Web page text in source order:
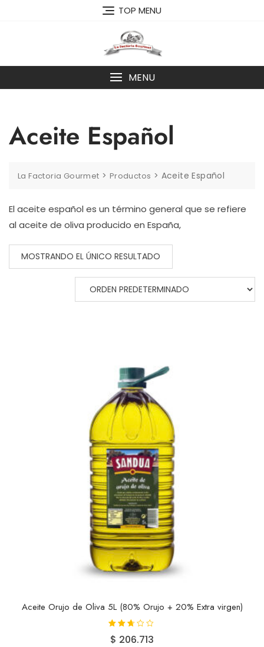
TOP MENU
MENU
Aceite Español
La Factoria Gourmet > Productos > Aceite Español
El aceite español es un término general que se refiere
al aceite de oliva producido en España,
MOSTRANDO EL ÚNICO RESULTADO
Aceite Orujo de Oliva 5L (80% Orujo + 20% Extra virgen)
Valora
do con
$ 206.713